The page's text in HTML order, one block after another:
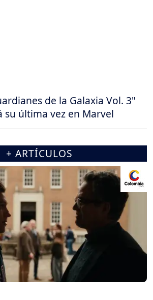
de la Galaxia Vol. 3"
su última vez en Marvel
+ ARTÍCULOS